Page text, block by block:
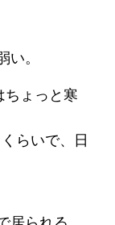
い。
ちょっと寒
らいで、日